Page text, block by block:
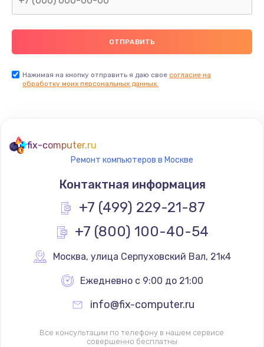
Нажимая на кнопку отправить я даю свое согласие на
обработку моих персональных данных.
fix-computer.ru
Ремонт компьютеров в Москве
Контактная информация
+7 (499) 229-21-87
+7 (800) 100-40-54
Москва, улица Серпуховский Вал, 21к4
Ежедневно с 9:00 до 21:00
info@fix-computer.ru
Все консультации по телефону в нашем сервисе
совершенно бесплатны